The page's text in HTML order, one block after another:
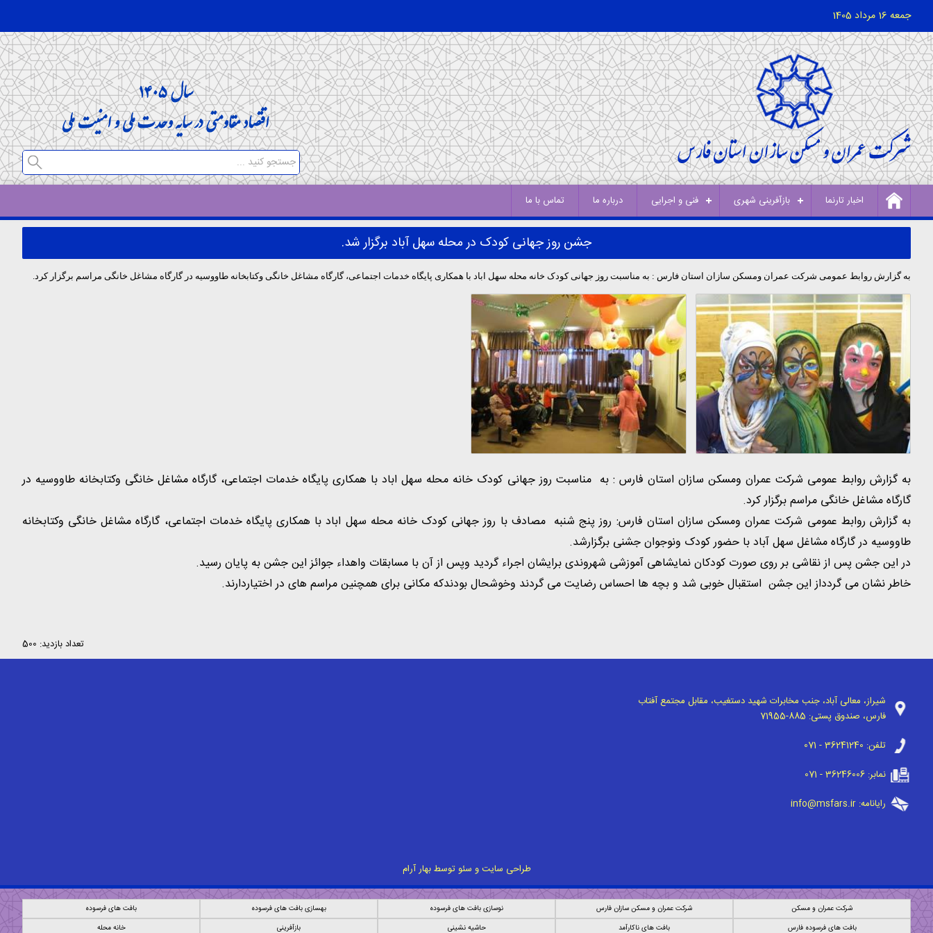
جمعه 16 مرداد 1405
اخبار تارنما بازآفرینی شهری فنی و اجرایی درباره ما تماس با ما
جشن روز جهانی کودک در محله سهل آباد برگزار شد.
به گزارش روابط عمومی شرکت عمران ومسکن سازان استان فارس : به مناسبت روز جهانی کودک خانه محله سهل اباد با همکاری پایگاه خدمات اجتماعی، گارگاه مشاغل خانگی وکتابخانه طاووسیه در گارگاه مشاغل خانگی مراسم برگزار کرد.
به گزارش روابط عمومی شرکت عمران ومسکن سازان استان فارس : به مناسبت روز جهانی کودک خانه محله سهل اباد با همکاری پایگاه خدمات اجتماعی، گارگاه مشاغل خانگی وکتابخانه طاووسیه در
گارگاه مشاغل خانگی مراسم برگزار کرد.
به گزارش روابط عمومی شرکت عمران ومسکن سازان استان فارس: روز پنج شنبه مصادف با روز جهانی کودک خانه محله سهل اباد با همکاری پایگاه خدمات اجتماعی، گارگاه مشاغل خانگی وکتابخانه
طاووسیه در گارگاه مشاغل سهل آباد با حضور کودک ونوجوان جشنی برگزارشد.
در این جشن پس از نقاشی بر روی صورت کودکان نمایشاهی آموزشی شهروندی برایشان اجراء گردید وپس از آن با مسابقات واهداء جوائز این جشن به پایان رسید.
خاطر نشان می گردداز این جشن استقبال خوبی شد و بچه ها احساس رضایت می گردند وخوشحال بودندکه مکانی برای همچنین مراسم های در اختیاردارند.
تعداد بازدید: 500
شیراز، معالی آباد، جنب مخابرات شهید دستغیب، مقابل مجتمع آفتاب
فارس، صندوق پستی: 71955-885
تلفن: 071 - 36241240
نمابر: 071 - 36246006
رایانامه: info@msfars.ir
طراحی سایتو سئوتوسطبهار آرام
شرکت عمران و مسکن شرکت عمران و مسکن سازان فارس نوسازی بافت های فرسوده بهسازی بافت های فرسوده
بافت های فرسوده
بافت های فرسوده فارس
بافت های ناکارآمد حاشیه نشینی بازآفرینی خانه محله